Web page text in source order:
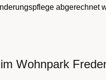
abgerechnet
Wohnpark